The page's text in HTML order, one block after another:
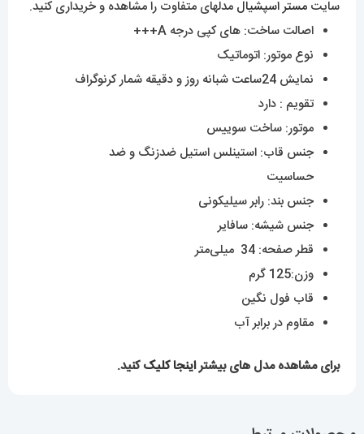
سایت مستر اسپشیال مدلهای متفاوت را مشاهده و خریداری کنید.
اصالت ساخت: های کپی درجه A+++
نوع موتور: اتوماتیک
نمایش 24ساعت شبانه روز و دقیقه شمار کرنوگراف
تقویم : دارد
موتور: ساخت سوییس
جنس قاب: استینلس استیل ضدزنگ و ضد
حساسیت
جنس بند: رابر سیلیکونی
جنس شیشه: سافایر
قطر صفحه: 34 میلی‌متر
وزن:125 گرم
قاب فول نگین
مقاوم در برابر آب
برای مشاهده مدل های بیشتراینجا کلیککنید.